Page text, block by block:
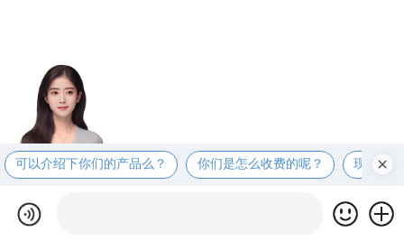
可以介绍下你们的产品么？ 你们是怎么收费的呢？ 现在有